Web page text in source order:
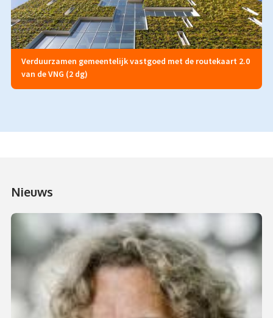
Verduurzamen gemeentelijk vastgoed met de routekaart 2.0
van de VNG (2 dg)
Nieuws